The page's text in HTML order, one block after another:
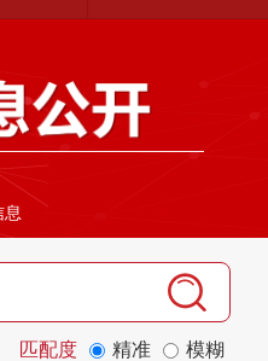
息
匹配度 精准
模糊